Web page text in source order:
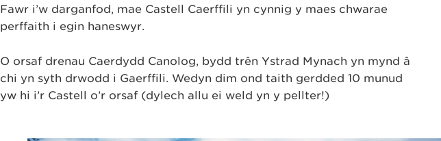
Fawr i’w darganfod, mae Castell Caerffili yn cynnig y maes chwarae
perffaith i egin haneswyr.
O orsaf drenau Caerdydd Canolog, bydd trên Ystrad Mynach yn mynd â
chi yn syth drwodd i Gaerffili. Wedyn dim ond taith gerdded 10 munud
yw hi i’r Castell o’r orsaf (dylech allu ei weld yn y pellter!)